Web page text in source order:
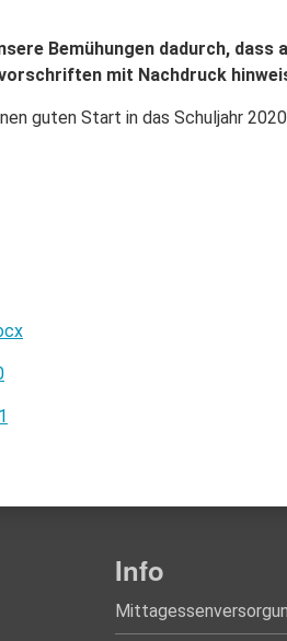
Bemühungen dadurch, dass
mit Nachdruck
guten Start in das Schuljahr
Info